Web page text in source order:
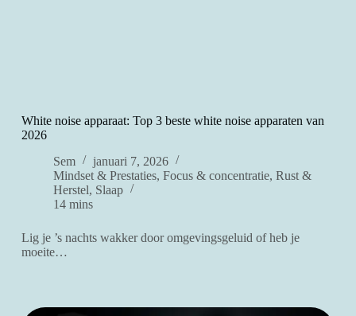
White noise apparaat: Top 3 beste white noise apparaten van
2026
Sem
januari 7, 2026
Mindset & Prestaties, Focus & concentratie, Rust &
Herstel, Slaap
14 mins
Lig je ’s nachts wakker door omgevingsgeluid of heb je
moeite…